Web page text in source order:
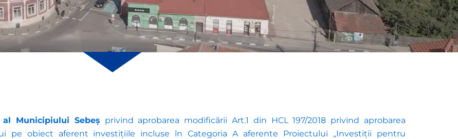
al Municipiului Sebeș privind aprobarea modificării Art.1 din HCL 197/2018 privind aprobarea
pe obiect aferent investițiile incluse în Categoria A aferente Proiectului ,,Investiții pentru